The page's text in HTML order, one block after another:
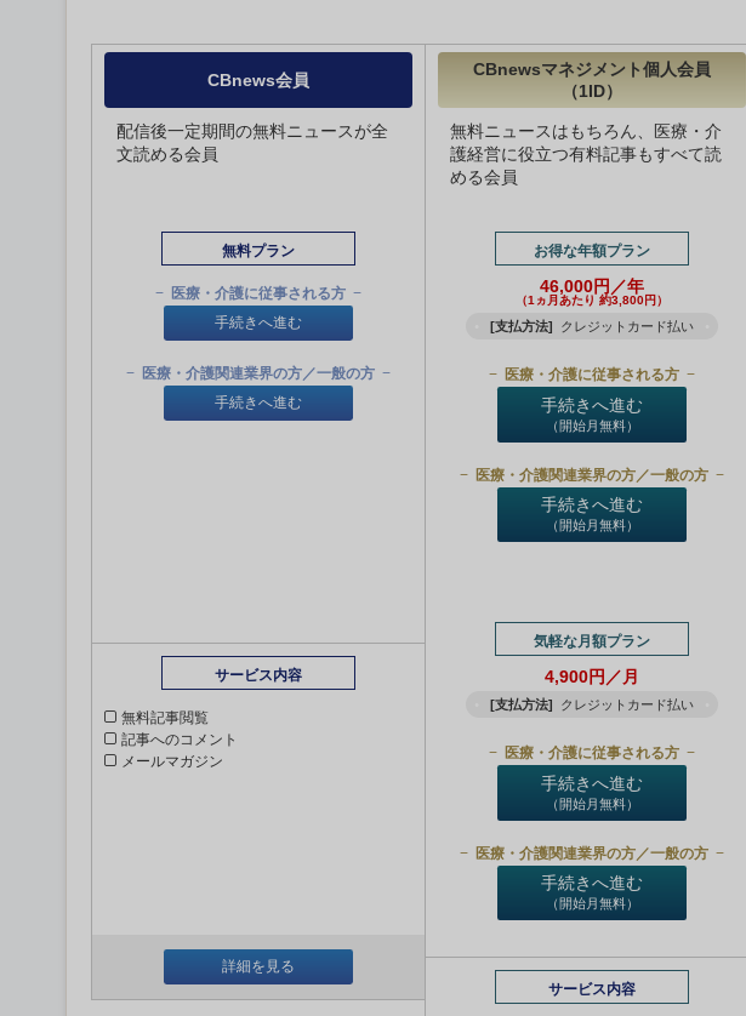
CBnews会員
配信後一定期間の無料ニュースが全
文読める会員
無料プラン
医療・介護に従事される方
手続きへ進む
医療・介護関連業界の方／一般の方
手続きへ進む
サービス内容
無料記事閲覧
記事へのコメント
メールマガジン
詳細を見る
CBnewsマネジメント個人会員
（1ID）
無料ニュースはもちろん、医療・介
護経営に役立つ有料記事もすべて読
める会員
お得な年額プラン
46,000円／年
（1ヵ月あたり 約3,800円）
[支払方法] クレジットカード払い
医療・介護に従事される方
手続きへ進む
（開始月無料）
医療・介護関連業界の方／一般の方
手続きへ進む
（開始月無料）
気軽な月額プラン
4,900円／月
[支払方法] クレジットカード払い
医療・介護に従事される方
手続きへ進む
（開始月無料）
医療・介護関連業界の方／一般の方
手続きへ進む
（開始月無料）
サービス内容